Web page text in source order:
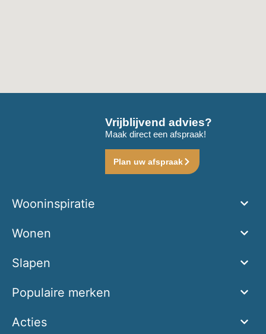
Vrijblijvend advies?
Maak direct een afspraak!
Plan uw afspraak
Wooninspiratie
Wonen
Slapen
Populaire merken
Acties